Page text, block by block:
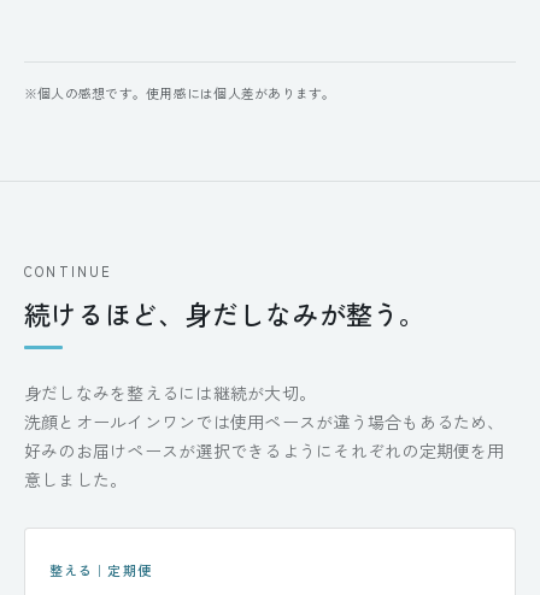
※個人の感想です。使用感には個人差があります。
CONTINUE
続けるほど、身だしなみが整う。
身だしなみを整えるには継続が大切。
洗顔とオールインワンでは使用ペースが違う場合もあるため、
好みのお届けペースが選択できるようにそれぞれの定期便を用
意しました。
整える｜定期便